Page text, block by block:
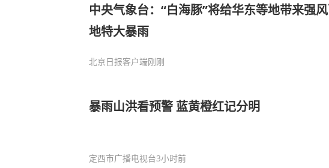
中央气象台：“白海豚”将给华东等地带来强
地特大暴雨
北京日报客户端刚刚
暴雨山洪看预警 蓝黄橙红记分明
定西市广播电视台3小时前